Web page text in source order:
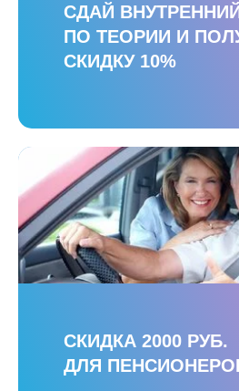
СДАЙ
ПО ТЕОРИИ И
СКИДКУ 10%
СКИДКА 2000 РУБ.
ДЛЯ